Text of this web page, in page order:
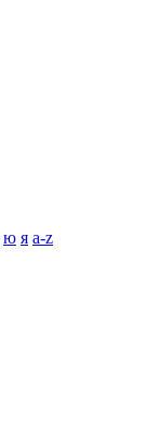
ю я a-z